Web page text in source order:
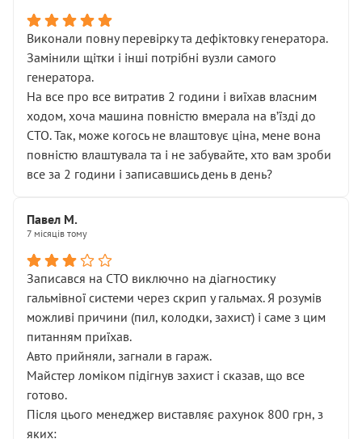
Виконали повну перевірку та дефіктовку генератора.
Замінили щітки і інші потрібні вузли самого
генератора.
На все про все витратив 2 години і виїхав власним
ходом, хоча машина повністю вмерала на вʼїзді до
СТО. Так, може когось не влаштовує ціна, мене вона
повністю влаштувала та і не забувайте, хто вам зроби
все за 2 години і записавшись день в день?
Павел М.
7 місяців тому
Записався на СТО виключно на діагностику
гальмівної системи через скрип у гальмах. Я розумів
можливі причини (пил, колодки, захист) і саме з цим
питанням приїхав.
Авто прийняли, загнали в гараж.
Майстер ломіком підігнув захист і сказав, що все
готово.
Після цього менеджер виставляє рахунок 800 грн, з
яких: